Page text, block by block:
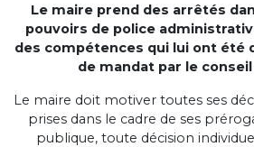
Le maire prend des arrêtés
pouvoirs de police
des compétences qui lui ont été
de mandat par le
Le maire doit motiver toutes ses
prises dans le cadre de ses
publique, toute décision